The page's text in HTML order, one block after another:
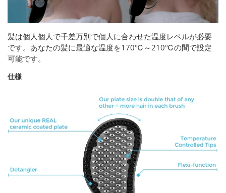
髪は個人個人で千差万別で個人に合わせた温度レベルが必要
です。あなたの髪に最適な温度を170℃～210℃の間で設定
可能です。
仕様